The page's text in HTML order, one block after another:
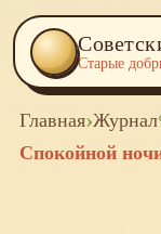
Старые
Главная›Журнал
Спокойной